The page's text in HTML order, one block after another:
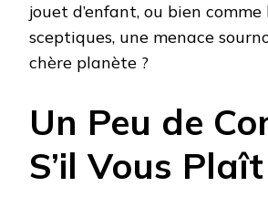
jouet d’enfant, ou bien
sceptiques, une menace
chère planète ?
Un Peu de
S’il Vous